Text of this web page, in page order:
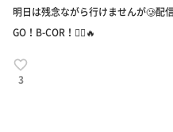
明日は残念ながら行けませんが🥲配
GO！B-COR！🏴‍☠️🔥
3